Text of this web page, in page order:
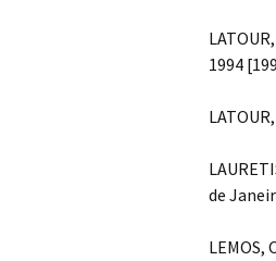
1994
de
LEMOS,